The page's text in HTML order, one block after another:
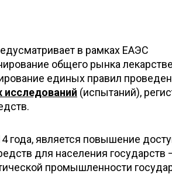
в рамках ЕАЭС
общего рынка
единых правил
исследований (испытаний),
года, является повышение
для населения государств
промышленности